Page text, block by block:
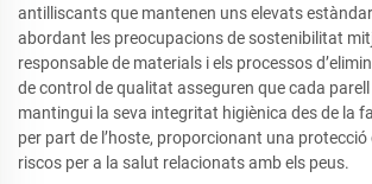
antilliscants que mantenen uns elevats
abordant les preocupacions de sostenibilitat
responsable de materials i els processos
de control de qualitat asseguren que cada
mantingui la seva integritat higiènica des de la
per part de l’hoste, proporcionant una
riscos per a la salut relacionats amb els peus.